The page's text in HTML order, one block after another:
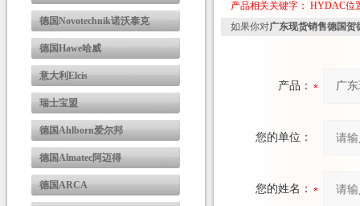
德国Novotechnik诺沃泰克
德国Hawe哈威
意大利Elcis
瑞士宝盟
德国Ahlborn爱尔邦
德国Almatec阿迈得
德国ARCA
产品相关关键字：HYDAC位
如果你对广东现货销售德国
产品：
您的单位：
您的姓名：